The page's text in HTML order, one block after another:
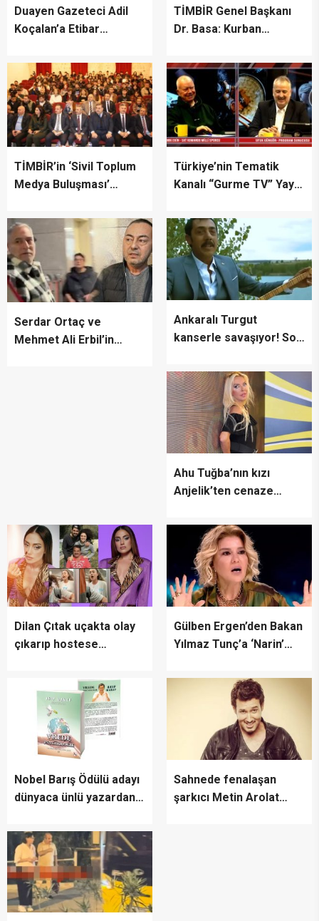
Duayen Gazeteci Adil
Koçalan’a Etibar
Takdim Edildi
TİMBİR Genel Başkanı
Dr. Basa: Kurban
dokunmanın vesilesidir
TİMBİR’in ‘Sivil Toplum
Medya Buluşması’
Türkiye’nin Tematik
Kanalı “Gurme TV” Yayın
Serdar Ortaç ve
Mehmet Ali Erbil’in
Ankaralı Turgut
kanserle savaşıyor! Son
Ahu Tuğba’nın kızı
Anjelik’ten cenaze
bedenini çürüttüler
Dilan Çıtak uçakta olay
çıkarıp hostese
Gülben Ergen’den Bakan
Yılmaz Tunç’a ‘Narin’
Nobel Barış Ödülü adayı
dünyaca ünlü yazardan
Psikolojisi
Sahnede fenalaşan
şarkıcı Metin Arolat